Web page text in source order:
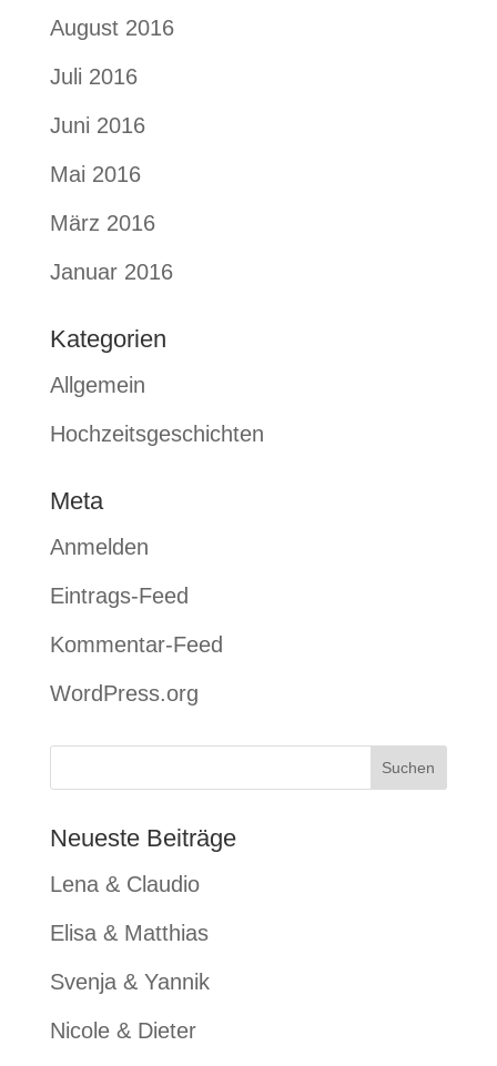
August 2016
Juli 2016
Juni 2016
Mai 2016
März 2016
Januar 2016
Kategorien
Allgemein
Hochzeitsgeschichten
Meta
Anmelden
Eintrags-Feed
Kommentar-Feed
WordPress.org
Neueste Beiträge
Lena & Claudio
Elisa & Matthias
Svenja & Yannik
Nicole & Dieter